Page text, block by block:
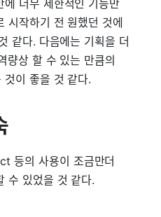
에 너무 제한적인 기능만
시작하기 전 원했던 것에
같다. 다음에는 기획을 더
량상 할 수 있는 만큼의
것이 좋을 것 같다.
등의 사용이 조금만더
수 있었을 것 같다.